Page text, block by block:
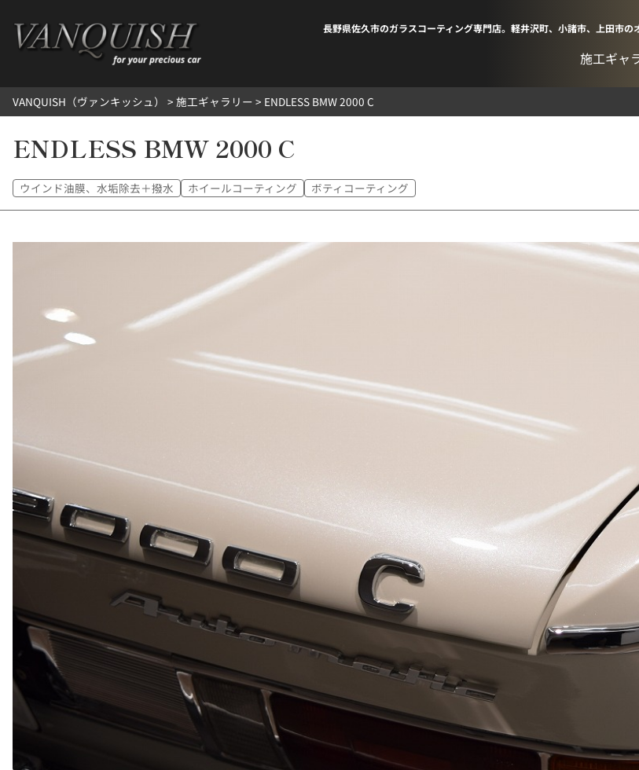
キ
長野県佐久市のガラスコーティング専門店。軽井沢町、小諸市、上田市
施工ギャ
VANQUISH（ヴァンキッシュ） > 施工ギャラリー > ENDLESS BMW 2000 C
ENDLESS BMW 2000 C
ウインド油膜、水垢除去＋撥水 ホイールコーティング ボティコーティング